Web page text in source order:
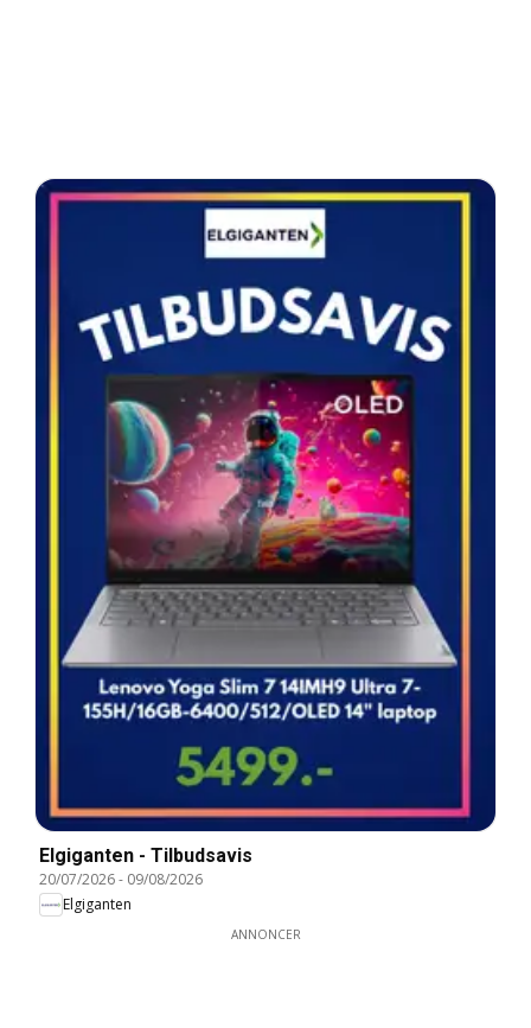
Elgiganten - Tilbudsavis
20/07/2026- 09/08/2026
Elgiganten
ANNONCER